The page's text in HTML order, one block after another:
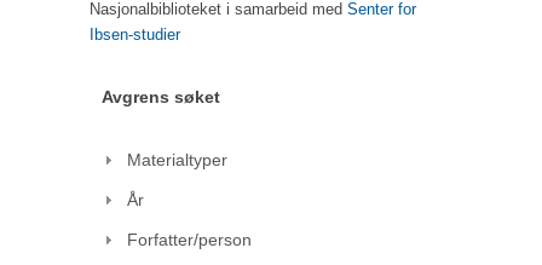
Nasjonalbiblioteket i samarbeid med Senter for
Ibsen-studier
Avgrens søket
Materialtyper
År
Forfatter/person